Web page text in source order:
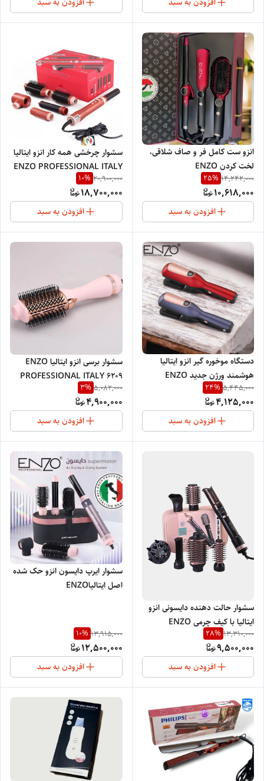
انزو ست کامل فر و صاف شلاقی،
لخت کردن ENZO
PROFESSIONAL SALON
ITALY 3313
14,242,000
25%
10,618,000
افزودن به سبد
سشوار چرخشی همه کار انزو ایتالیا
ENZO PROFESSIONAL ITALY
B2
20,900,000
10%
18,700,000
افزودن به سبد
دستگاه موخوره گیر انزو ایتالیا
هوشمند ورژن جدید ENZO
PROFESSIONAL ITALY
2026/998
5,445,000
24%
4,125,000
افزودن به سبد
سشوار برسی انزو ایتالیا ENZO
PROFESSIONAL ITALY 6209
5,082,000
3%
4,900,000
افزودن به سبد
سشوار حالت دهنده دایسونی انزو
ایتالیا با کیف چرمی ENZO
PROFESSIONAL 760
13,310,000
28%
9,500,000
افزودن به سبد
سشوار ایرپ دایسون انزو حک شده
اصل ایتالیاENZO
13,915,000
10%
12,500,000
افزودن به سبد